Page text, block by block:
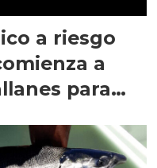
a riesgo
a
para